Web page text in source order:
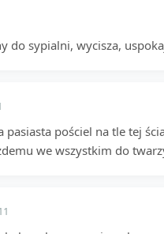
do sypialni, wycisza,
pasiasta pościel na tle tej
we wszystkim do